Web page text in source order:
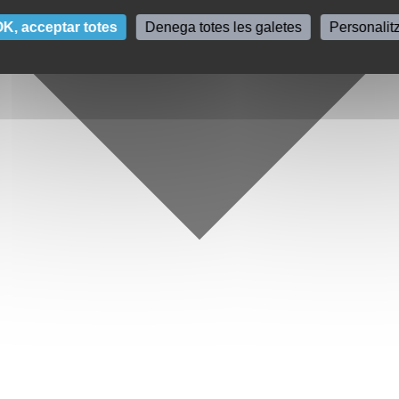
acceptar totes Denega totes les galetes